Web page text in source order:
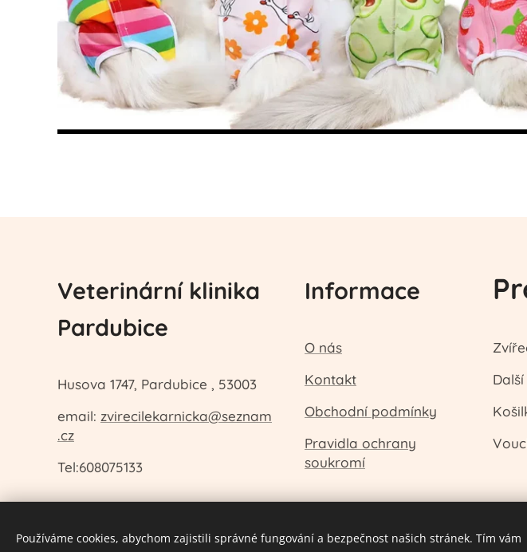
Veterinární klinika
Pardubice
Husova 1747, Pardubice , 53003
email: zvirecilekarnicka@seznam
.cz
Tel:608075133
Informace
O nás
Kontakt
Obchodní podmínky
Pravidla ochrany
soukromí
Používáme cookies, abychom zajistili správné fungování a bezpečnost našich stránek. Tím vám